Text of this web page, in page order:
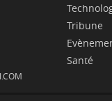
Tribune
Santé